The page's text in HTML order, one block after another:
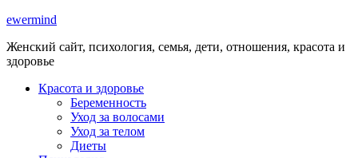
ewermind
Женский сайт, психология, семья, дети, отношения, красота и
здоровье
Красота и здоровье
Беременность
Уход за волосами
Уход за телом
Диеты